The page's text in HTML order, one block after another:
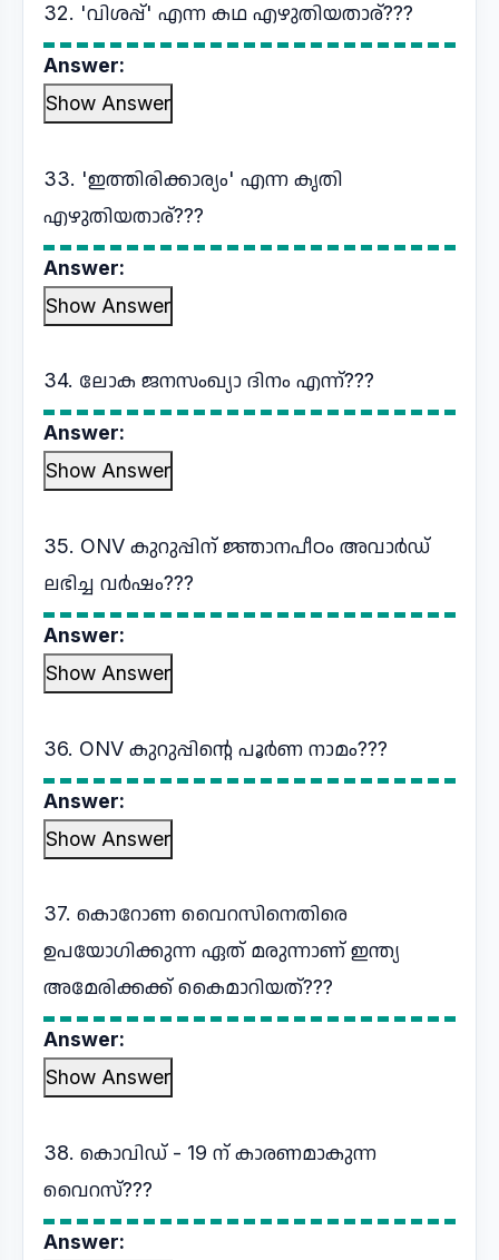
32. 'വിശപ്പ്' എന്ന കഥ എഴുതിയതാര്???
Answer:
Show Answer
33. 'ഇത്തിരിക്കാര്യം' എന്ന കൃതി
എഴുതിയതാര്???
Answer:
Show Answer
34. ലോക ജനസംഖ്യാ ദിനം എന്ന്???
Answer:
Show Answer
35. ONV കുറുപ്പിന് ജ്ഞാനപീഠം അവാർഡ്
ലഭിച്ച വർഷം???
Answer:
Show Answer
36. ONV കുറുപ്പിൻ്റെ പൂർണ നാമം???
Answer:
Show Answer
37. കൊറോണ വൈറസിനെതിരെ
ഉപയോഗിക്കുന്ന ഏത് മരുന്നാണ് ഇന്ത്യ
അമേരിക്കക്ക് കൈമാറിയത്???
Answer:
Show Answer
38. കൊവിഡ് - 19 ന് കാരണമാകുന്ന
വൈറസ്???
Answer: